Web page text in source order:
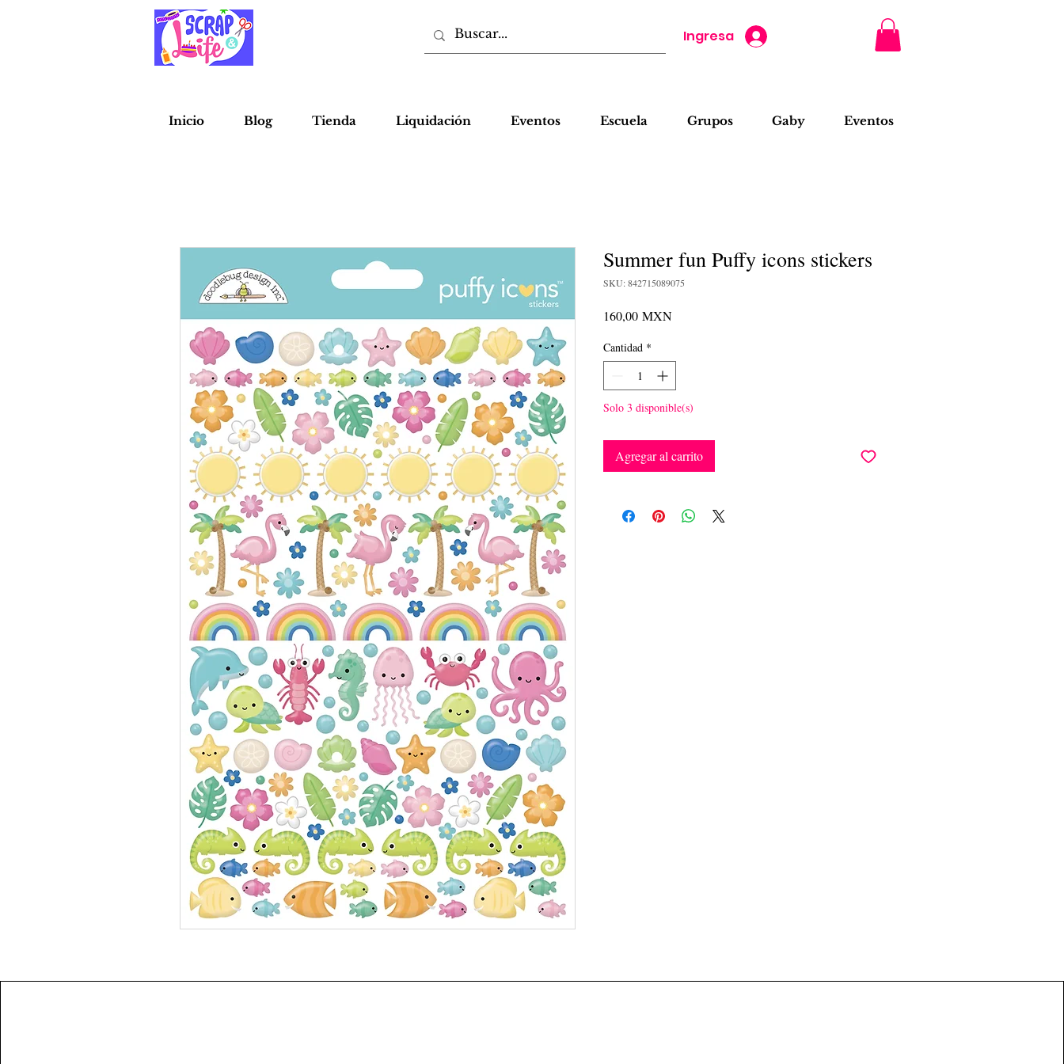
Ingresa
Inicio Blog Tienda Liquidación Eventos Escuela Grupos Gaby Eventos
Summer fun Puffy icons stickers
SKU: 842715089075
160,00 MXNPrecio
Cantidad *
Solo 3 disponible(s)
Agregar al carrito